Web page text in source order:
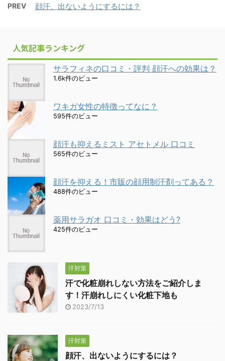
PREV 顔汗、出ないようにするには？
人気記事ランキング
サラフィネの口コミ・評判 顔汗への効果は？
1.6k件のビュー
ワキガ女性の特徴ってなに？
595件のビュー
顔汗も抑えるミスト アセトメル 口コミ
565件のビュー
顔汗を抑える！市販の顔用制汗剤ってある？
488件のビュー
薬用サラガオ 口コミ・効果はどう?
425件のビュー
汗対策
汗で化粧崩れしない方法をご紹介しま
す！汗崩れしにくい化粧下地も
2023/7/13
汗対策
顔汗、出ないようにするには？